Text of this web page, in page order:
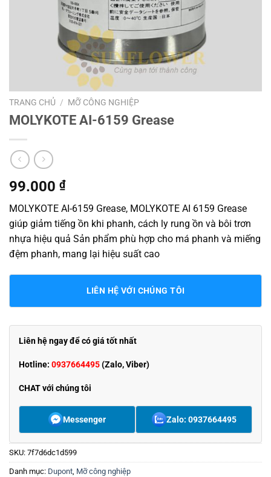
TRANG CHỦ / MỠ CÔNG NGHIỆP
MOLYKOTE AI-6159 Grease
99.000 ₫
MOLYKOTE AI-6159 Grease, MOLYKOTE AI 6159 Grease
giúp giảm tiếng ồn khi phanh, cách ly rung ồn và bôi trơn
nhựa hiệu quả Sản phẩm phù hợp cho má phanh và miếng
đệm phanh, mang lại hiệu suất cao
LIÊN HỆ VỚI CHÚNG TÔI
Liên hệ ngay để có giá tốt nhất
Hotline: 0937664495(Zalo, Viber)
CHAT với chúng tôi
Messenger Zalo: 0937664495
SKU: 7f7d6dc1d599
Danh mục: Dupont, Mỡ công nghiệp